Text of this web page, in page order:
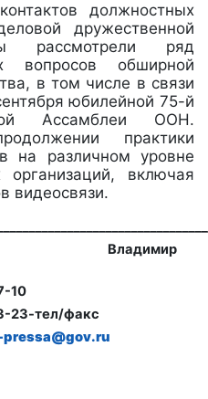
должностных
дружественной
рассмотрели ряд
вопросов обширной
в том числе в связи
юбилейной 75-й
Ассамблеи ООН.
практики
на различном уровне
организаций, включая
видеосвязи.
ОДКБ Владимир
тел/факс
pressa@gov.ru